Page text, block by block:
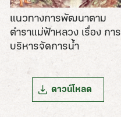
แนวทางการพัฒนาตาม
ตำราแม่ฟ้าหลวง เรื่อง การ
บริหารจัดการน้ำ
ดาวน์โหลด